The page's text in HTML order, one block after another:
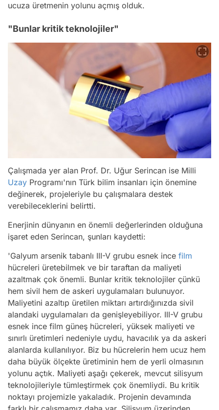
ucuza üretmenin yolunu açmış olduk.
"Bunlar kritik teknolojiler"
Çalışmada yer alan Prof. Dr. Uğur Serincan ise Milli
Uzay Programı'nın Türk bilim insanları için önemine
değinerek, projeleriyle bu çalışmalara destek
verebileceklerini belirtti.
Enerjinin dünyanın en önemli değerlerinden olduğuna
işaret eden Serincan, şunları kaydetti:
'Galyum arsenik tabanlı III-V grubu esnek ince film
hücreleri üretebilmek ve bir taraftan da maliyeti
azaltmak çok önemli. Bunlar kritik teknolojiler çünkü
hem sivil hem de askeri uygulamaları bulunuyor.
Maliyetini azaltıp üretilen miktarı artırdığınızda sivil
alandaki uygulamaları da genişleyebiliyor. III-V grubu
esnek ince film güneş hücreleri, yüksek maliyeti ve
sınırlı üretimleri nedeniyle uydu, havacılık ya da askeri
alanlarda kullanılıyor. Biz bu hücrelerin hem ucuz hem
daha büyük ölçekte üretiminin hem de yerli olmasının
yolunu açtık. Maliyeti aşağı çekerek, mevcut silisyum
teknolojileriyle tümleştirmek çok önemliydi. Bu kritik
noktayı projemizle yakaladık. Projenin devamında